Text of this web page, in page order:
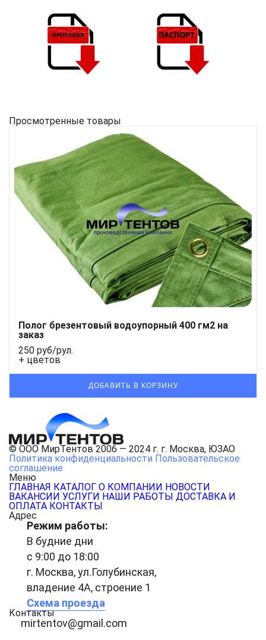
Просмотренные товары
Полог брезентовый водоупорный 400 гм2 на
заказ
250 руб/рул.
+ цветов
© ООО МирТентов 2006 — 2024 г. г. Москва, ЮЗАО
Политика конфиденциальности Пользовательское
соглашение
Меню
ГЛАВНАЯ КАТАЛОГ О КОМПАНИИ НОВОСТИ
ВАКАНСИИ УСЛУГИ НАШИ РАБОТЫ ДОСТАВКА И
ОПЛАТА КОНТАКТЫ
Адрес
Режим работы:
В будние дни
с 9:00 до 18:00
г. Москва, ул.Голубинская,
владение 4А, строение 1
Схема проезда
Контакты
mirtentov@gmail.com